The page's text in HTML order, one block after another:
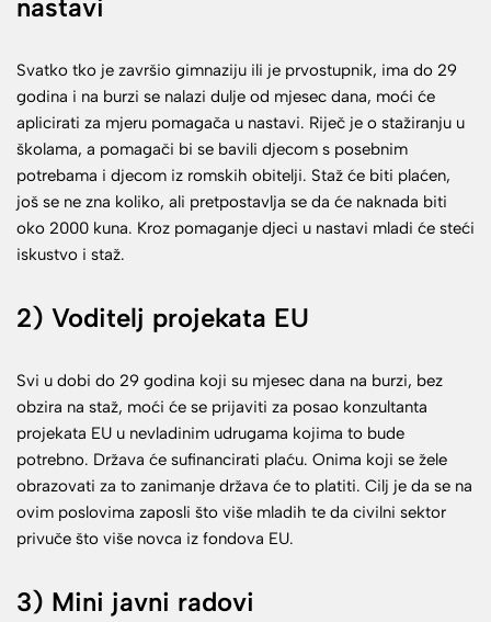
nastavi
Svatko tko je završio gimnaziju ili je prvostupnik, ima do 29
godina i na burzi se nalazi dulje od mjesec dana, moći će
aplicirati za mjeru pomagača u nastavi. Riječ je o stažiranju u
školama, a pomagači bi se bavili djecom s posebnim
potrebama i djecom iz romskih obitelji. Staž će biti plaćen,
još se ne zna koliko, ali pretpostavlja se da će naknada biti
oko 2000 kuna. Kroz pomaganje djeci u nastavi mladi će steći
iskustvo i staž.
2) Voditelj projekata EU
Svi u dobi do 29 godina koji su mjesec dana na burzi, bez
obzira na staž, moći će se prijaviti za posao konzultanta
projekata EU u nevladinim udrugama kojima to bude
potrebno. Država će sufinancirati plaću. Onima koji se žele
obrazovati za to zanimanje država će to platiti. Cilj je da se na
ovim poslovima zaposli što više mladih te da civilni sektor
privuče što više novca iz fondova EU.
3) Mini javni radovi